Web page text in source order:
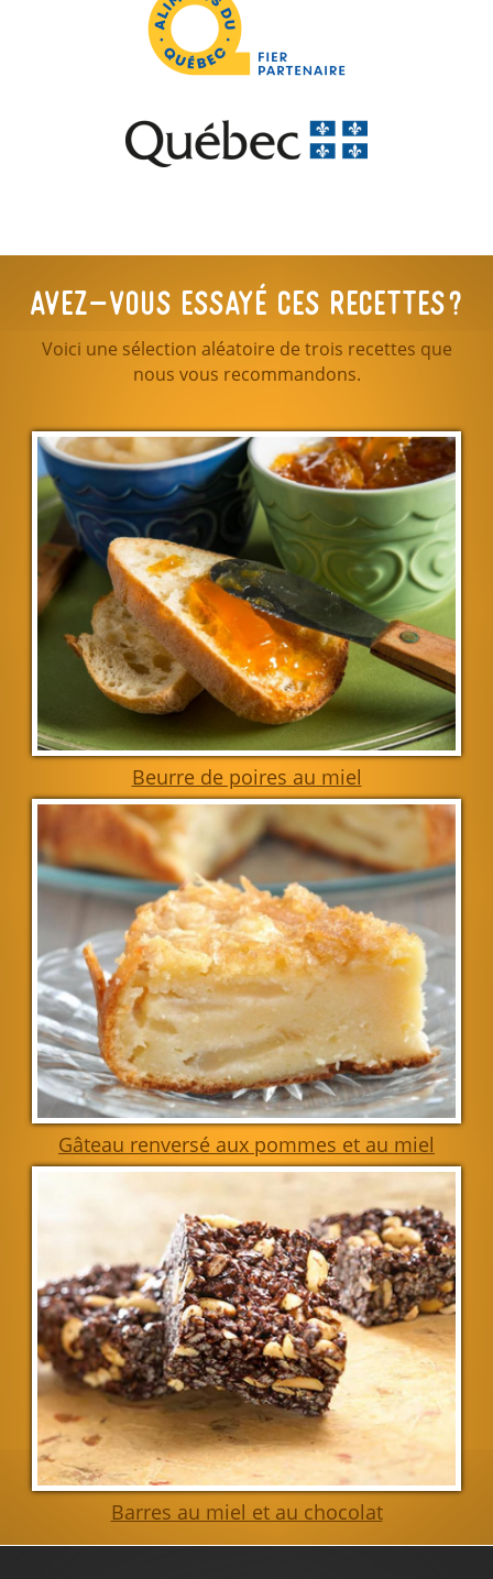
Avez-vous essayé ces recettes?
Voici une sélection aléatoire de trois recettes que
nous vous recommandons.
Beurre de poires au miel
Gâteau renversé aux pommes et au miel
Barres au miel et au chocolat